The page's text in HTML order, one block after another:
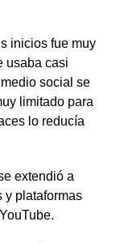
inicios fue muy
usaba casi
social se
limitado para
lo reducía
extendió a
y plataformas